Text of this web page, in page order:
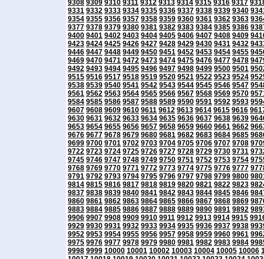
9308 9309 9310 9311 9312 9313 9314 9315 9316 9317
9331 9332 9333 9334 9335 9336 9337 9338 9339 9340
9354 9355 9356 9357 9358 9359 9360 9361 9362 9363
9377 9378 9379 9380 9381 9382 9383 9384 9385 9386
9400 9401 9402 9403 9404 9405 9406 9407 9408 9409
9423 9424 9425 9426 9427 9428 9429 9430 9431 9432
9446 9447 9448 9449 9450 9451 9452 9453 9454 9455
9469 9470 9471 9472 9473 9474 9475 9476 9477 9478
9492 9493 9494 9495 9496 9497 9498 9499 9500 9501
9515 9516 9517 9518 9519 9520 9521 9522 9523 9524
9538 9539 9540 9541 9542 9543 9544 9545 9546 9547
9561 9562 9563 9564 9565 9566 9567 9568 9569 9570
9584 9585 9586 9587 9588 9589 9590 9591 9592 9593
9607 9608 9609 9610 9611 9612 9613 9614 9615 9616
9630 9631 9632 9633 9634 9635 9636 9637 9638 9639
9653 9654 9655 9656 9657 9658 9659 9660 9661 9662
9676 9677 9678 9679 9680 9681 9682 9683 9684 9685
9699 9700 9701 9702 9703 9704 9705 9706 9707 9708
9722 9723 9724 9725 9726 9727 9728 9729 9730 9731
9745 9746 9747 9748 9749 9750 9751 9752 9753 9754
9768 9769 9770 9771 9772 9773 9774 9775 9776 9777
9791 9792 9793 9794 9795 9796 9797 9798 9799 9800
9814 9815 9816 9817 9818 9819 9820 9821 9822 9823
9837 9838 9839 9840 9841 9842 9843 9844 9845 9846
9860 9861 9862 9863 9864 9865 9866 9867 9868 9869
9883 9884 9885 9886 9887 9888 9889 9890 9891 9892
9906 9907 9908 9909 9910 9911 9912 9913 9914 9915
9929 9930 9931 9932 9933 9934 9935 9936 9937 9938
9952 9953 9954 9955 9956 9957 9958 9959 9960 9961
9975 9976 9977 9978 9979 9980 9981 9982 9983 9984
9998 9999 10000 10001 10002 10003 10004 10005 10006